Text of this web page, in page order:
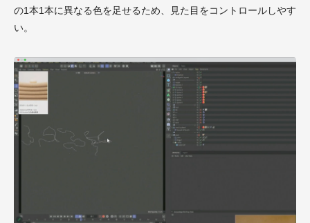
の1本1本に異なる色を足せるため、見た目をコントロールしやす
い。